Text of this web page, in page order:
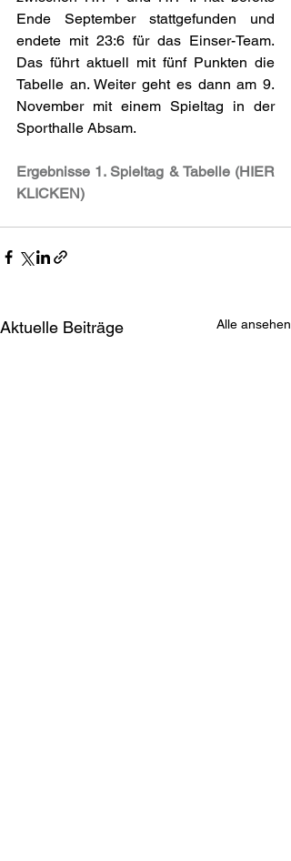
Ende September stattgefunden und
endete mit 23:6 für das Einser-Team.
Das führt aktuell mit fünf Punkten die
Tabelle an. Weiter geht es dann am 9.
November mit einem Spieltag in der
Sporthalle Absam.
Ergebnisse 1. Spieltag & Tabelle (HIER
KLICKEN)
Aktuelle Beiträge Alle ansehen